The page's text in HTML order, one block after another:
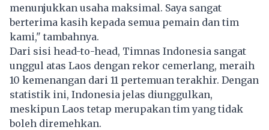
menunjukkan usaha maksimal. Saya sangat
berterima kasih kepada semua pemain dan tim
kami," tambahnya.
Dari sisi head-to-head, Timnas Indonesia sangat
unggul atas Laos dengan rekor cemerlang, meraih
10 kemenangan dari 11 pertemuan terakhir. Dengan
statistik ini, Indonesia jelas diunggulkan,
meskipun Laos tetap merupakan tim yang tidak
boleh diremehkan.